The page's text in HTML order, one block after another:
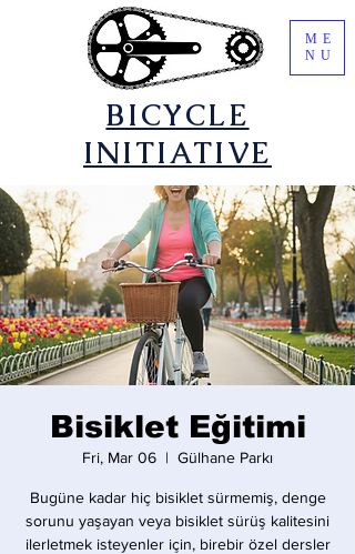
​BICYCLE
INITIATIVE
ME
NU
Bisiklet Eğitimi
Fri, Mar 06
  |
Gülhane Parkı
Bugüne kadar hiç bisiklet sürmemiş, denge
sorunu yaşayan veya bisiklet sürüş kalitesini
ilerletmek isteyenler için, birebir özel dersler